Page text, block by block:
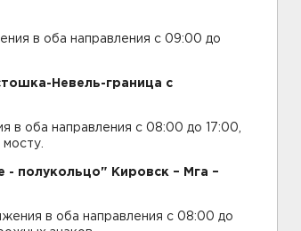
в оба направления с 09:00 до
Невель-граница с
в оба направления с 08:00 до 17:00,
полукольцо" Кировск – Мга –
в оба направления с 08:00 до